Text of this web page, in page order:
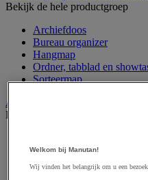
Bekijk de hele productgroep
Archiefdoos
Bureau organizer
Hangmap
Ordner, tabblad en
Sorteermap
Audiovisueel
Bekijk de hele productgroep
Audio- en Hi-Fi-apparatuur
Dynamisch en interactief
Welkom bij Manutan!
Wij vinden het belangrijk om u een